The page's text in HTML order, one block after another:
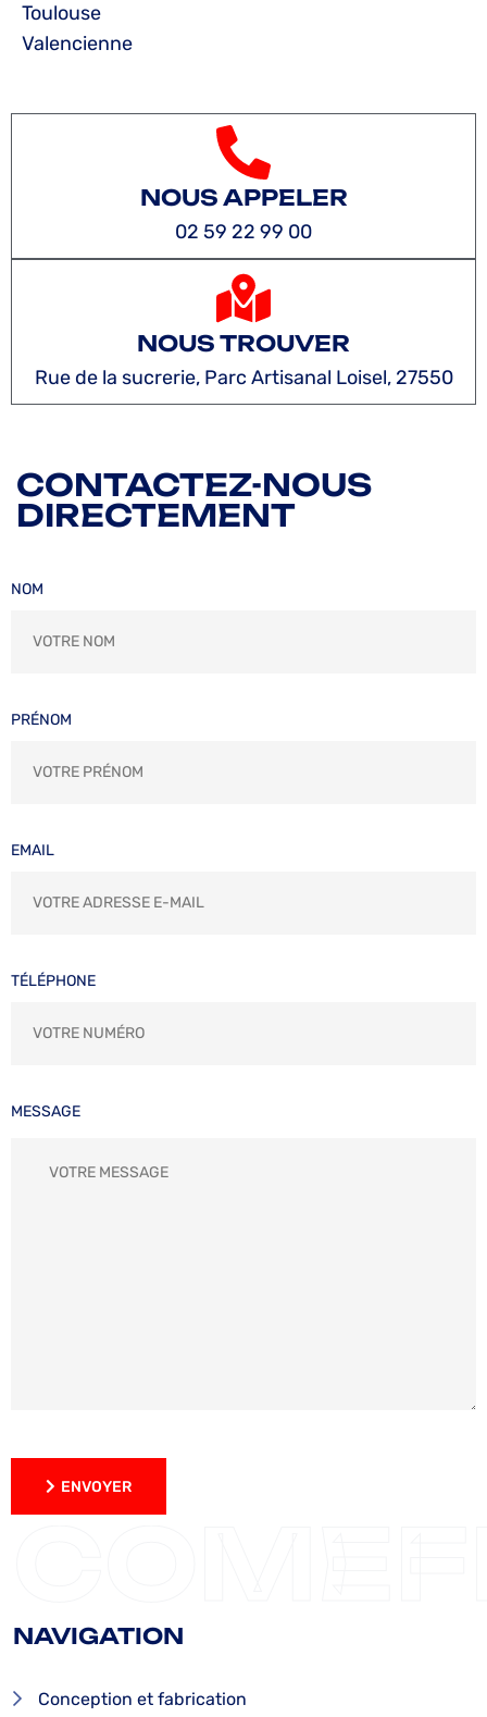
Toulouse
Valencienne
NOUS APPELER
02 59 22 99 00
NOUS TROUVER
Rue de la sucrerie, Parc Artisanal Loisel, 27550
CONTACTEZ-NOUS
DIRECTEMENT
NOM
PRÉNOM
EMAIL
TÉLÉPHONE
MESSAGE
ENVOYER
NAVIGATION
Conception et fabrication